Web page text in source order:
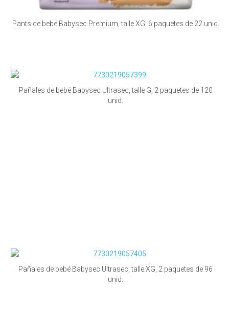
Pants de bebé Babysec Premium, talle XG, 6 paquetes de 22 unid.
Pañales de bebé Babysec Ultrasec, talle G, 2 paquetes de 120
unid.
Pañales de bebé Babysec Ultrasec, talle XG, 2 paquetes de 96
unid.